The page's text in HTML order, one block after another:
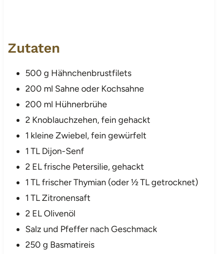
Zutaten
500 g Hähnchenbrustfilets
200 ml Sahne oder Kochsahne
200 ml Hühnerbrühe
2 Knoblauchzehen, fein gehackt
1 kleine Zwiebel, fein gewürfelt
1 TL Dijon-Senf
2 EL frische Petersilie, gehackt
1 TL frischer Thymian (oder ½ TL getrocknet)
1 TL Zitronensaft
2 EL Olivenöl
Salz und Pfeffer nach Geschmack
250 g Basmatireis